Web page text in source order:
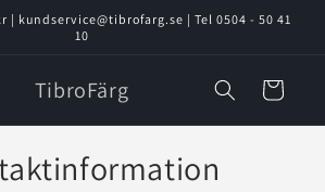
| kundservice@tibrofarg.se | Tel 0504 - 50 41
10
TibroFärg Varukorg